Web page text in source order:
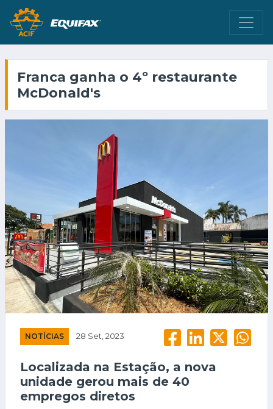
Franca ganha o 4º restaurante
McDonald's
NOTÍCIAS 28 Set, 2023
Localizada na Estação, a nova
unidade gerou mais de 40
empregos diretos